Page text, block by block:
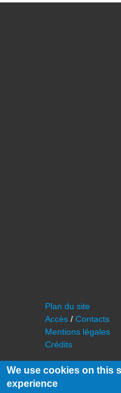
Plan du site
Accès / Contacts
Mentions légales
Crédits
We use cookies on this
experience